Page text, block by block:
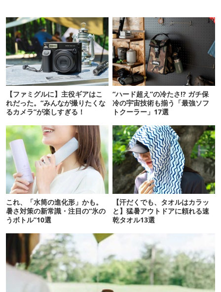
【ファミグルに】主役ギアはこ
れだった。“みんなが撮りたくな
るカメラ”が楽しすぎる！
“ハード超え”の冷たさ!? ガチ保
冷の宇宙技術も揃う「最強ソフ
トクーラー」17選
これ、「水筒の進化形」かも。
暑さ対策の新常識・注目の“氷の
うボトル”10選
【汗だくでも、タオルはカラッ
と】猛暑アウトドアに頼れる速
乾タオル13選